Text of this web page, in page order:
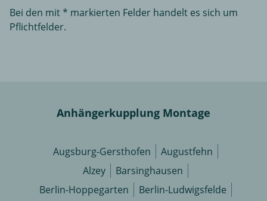
Bei den mit * markierten Felder handelt es sich um
Pflichtfelder.
Anhängerkupplung Montage
Augsburg-Gersthofen
Augustfehn
Alzey
Barsinghausen
Berlin-Hoppegarten
Berlin-Ludwigsfelde